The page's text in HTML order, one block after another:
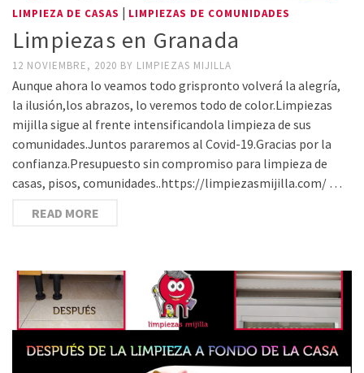
LIMPIEZA DE CASAS | LIMPIEZAS DE COMUNIDADES
Limpiezas en Granada
12 NOVIEMBRE, 2020 BY LIMPIEZAS MIJILLA
Aunque ahora lo veamos todo grispronto volverá la alegría,
la ilusión,los abrazos, lo veremos todo de color.Limpiezas
mijilla sigue al frente intensificandola limpieza de sus
comunidades.Juntos pararemos al Covid-19.Gracias por la
confianza.Presupuesto sin compromiso para limpieza de
casas, pisos, comunidades..https://limpiezasmijilla.com/ …
READ MORE